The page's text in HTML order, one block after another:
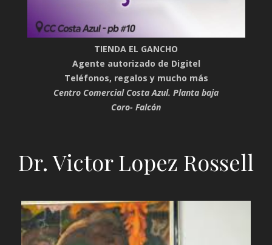
TIENDA EL GANCHO
Agente autorizado de Digitel
Teléfonos, regalos y mucho más
Centro Comercial Costa Azul. Planta baja
Coro- Falcón
Dr. Victor Lopez Rossell